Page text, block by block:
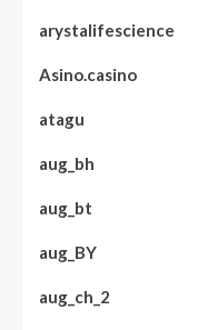
arystalifescience
Asino.casino
atagu
aug_bh
aug_bt
aug_BY
aug_ch_2